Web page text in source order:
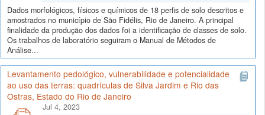
Dados morfológicos, físicos e químicos de 18 perfis de solo descritos e
amostrados no município de São Fidélis, Rio de Janeiro. A principal
finalidade da produção dos dados foi a identificação de classes de solo.
Os trabalhos de laboratório seguiram o Manual de Métodos de
Análise...
Levantamento pedológico, vulnerabilidade e potencialidade
ao uso das terras: quadrículas de Silva Jardim e Rio das
Ostras, Estado do Rio de Janeiro
Jul 4, 2023